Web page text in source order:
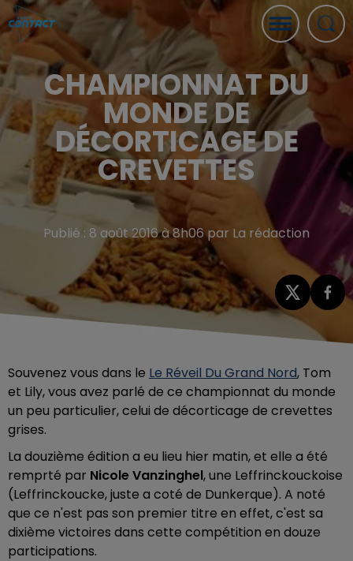
CHAMPIONNAT DU
MONDE DE
DÉCORTICAGE DE
CREVETTES
Publié : 8 août 2016 à 8h06 par La rédaction
Souvenez vous dans le Le Réveil Du Grand Nord, Tom
et Lily, vous avez parlé de ce championnat du monde
un peu particulier, celui de décorticage de crevettes
grises.
La douzième édition a eu lieu hier matin, et elle a été
remprté par Nicole Vanzinghel, une Leffrinckouckoise
(Leffrinckoucke, juste a coté de Dunkerque). A noté
que ce n'est pas son premier titre en effet, c'est sa
dixième victoires dans cette compétition en douze
participations.